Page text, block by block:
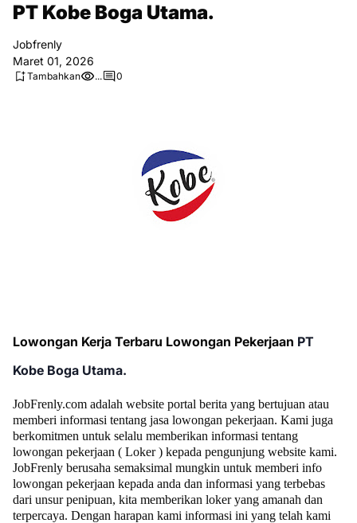
PT Kobe Boga Utama.
Jobfrenly
Maret 01, 2026
Tambahkan ... 0
Lowongan Kerja Terbaru Lowongan Pekerjaan PT
Kobe Boga Utama.
JobFrenly.com adalah website portal berita yang bertujuan atau
memberi informasi tentang jasa lowongan pekerjaan. Kami juga
berkomitmen untuk selalu memberikan informasi tentang
lowongan pekerjaan ( Loker ) kepada pengunjung website kami.
JobFrenly berusaha semaksimal mungkin untuk memberi info
lowongan pekerjaan kepada anda dan informasi yang terbebas
dari unsur penipuan, kita memberikan loker yang amanah dan
terpercaya. Dengan harapan kami informasi ini yang telah kami